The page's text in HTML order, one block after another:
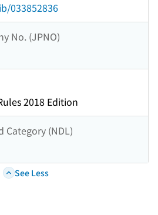
033852836
No. (JPNO)
2018 Edition
Category (NDL)
See Less